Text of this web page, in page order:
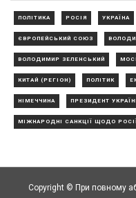
ПОЛІТИКА РОСІЯ УКРАЇНА
ЄВРОПЕЙСЬКИЙ СОЮЗ
ВОЛОДИМИР ЗЕЛЕНСЬКИЙ
КИТАЙ (РЕГІОН) ПОЛІТИК
НІМЕЧЧИНА ПРЕЗИДЕНТ
МІЖНАРОДНІ САНКЦІЇ ЩОДО
Copyright © При повному